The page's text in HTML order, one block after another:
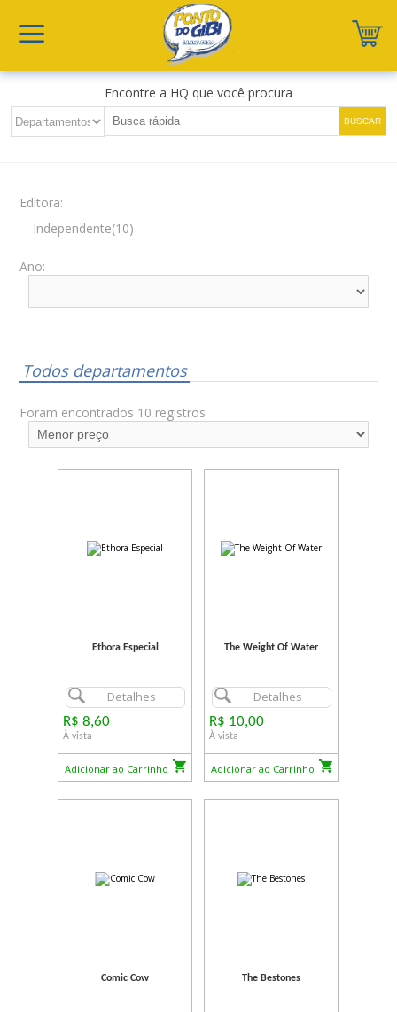
Encontre a HQ que você procura
Editora:
Independente(10)
Ano:
Todos departamentos
Foram encontrados 10 registros
Ethora Especial
Detalhes
R$ 8,60
À vista
Adicionar ao Carrinho
The Weight Of Water
Detalhes
R$ 10,00
À vista
Adicionar ao Carrinho
Comic Cow The Bestones